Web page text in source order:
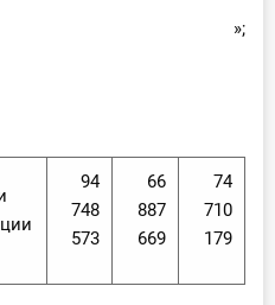
»;
94
748
573
66
887
669
74
710
179